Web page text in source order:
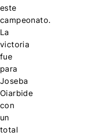
este
campeonato.
La
victoria
fue
para
Joseba
Oiarbide
con
un
total